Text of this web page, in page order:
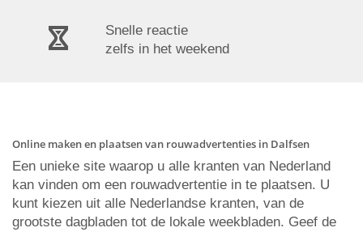
Snelle reactie
zelfs in het weekend
Online maken en plaatsen van rouwadvertenties in Dalfsen
Een unieke site waarop u alle kranten van Nederland
kan vinden om een rouwadvertentie in te plaatsen. U
kunt kiezen uit alle Nederlandse kranten, van de
grootste dagbladen tot de lokale weekbladen. Geef de